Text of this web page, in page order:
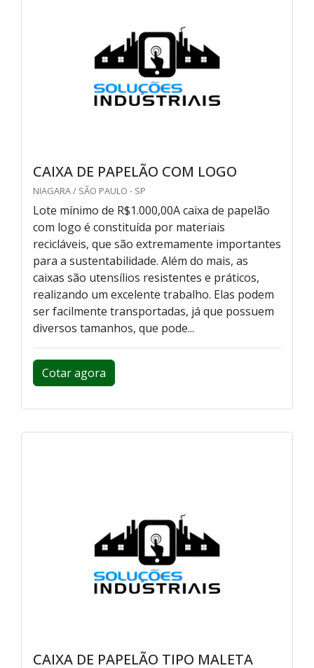
CAIXA DE PAPELÃO COM LOGO
NIAGARA / SÃO PAULO - SP
Lote mínimo de R$1.000,00A caixa de papelão
com logo é constituída por materiais
recicláveis, que são extremamente importantes
para a sustentabilidade. Além do mais, as
caixas são utensílios resistentes e práticos,
realizando um excelente trabalho. Elas podem
ser facilmente transportadas, já que possuem
diversos tamanhos, que pode...
Cotar agora
CAIXA DE PAPELÃO TIPO MALETA